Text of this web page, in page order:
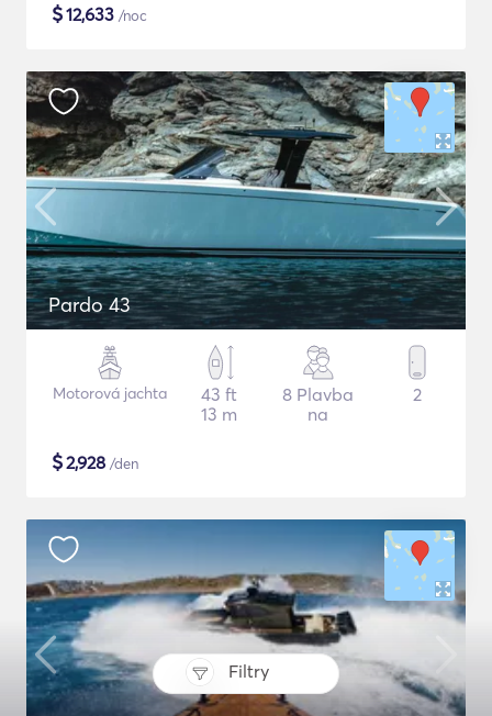
Filtry
$12,633 /noc
Pardo 43
Motorová jachta
43 ft
13 m
8 Plavba
na
2
$2,928 /den